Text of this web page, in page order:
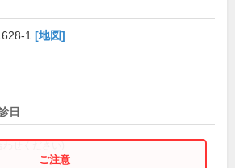
1 [地図]
日
せください)